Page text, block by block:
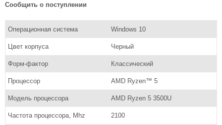
Сообщить о поступлении
Операционная система Windows 10
Цвет корпуса Черный
Форм-фактор Классический
Процессор AMD Ryzen™ 5
Модель процессора AMD Ryzen 5 3500U
Частота процессора, Mhz 2100